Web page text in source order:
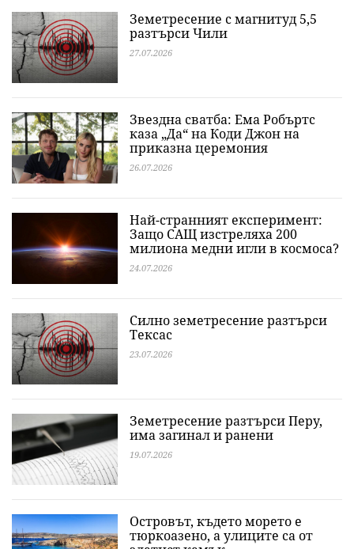
Земетресение с магнитуд 5,5
разтърси Чили
27.07.2026
Звездна сватба: Ема Робъртс
каза „Да“ на Коди Джон на
приказна церемония
26.07.2026
Най-странният експеримент:
Защо САЩ изстреляха 200
милиона медни игли в космоса?
24.07.2026
Силно земетресение разтърси
Тексас
23.07.2026
Земетресение разтърси Перу,
има загинал и ранени
19.07.2026
Островът, където морето е
тюркоазено, а улиците са от